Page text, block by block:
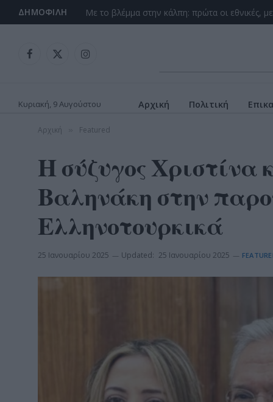
ΔΗΜΟΦΙΛΉ
Facebook
X
Instagram
Κυριακή, 9 Αυγούστου Αρχική Πολιτική
Αρχική Featured
Η σύζυγος Χριστίνα
Βαληνάκη στην
Ελληνοτουρκικά
25 Ιανουαρίου 2025 Updated: 25 Ιανουαρίου 2025